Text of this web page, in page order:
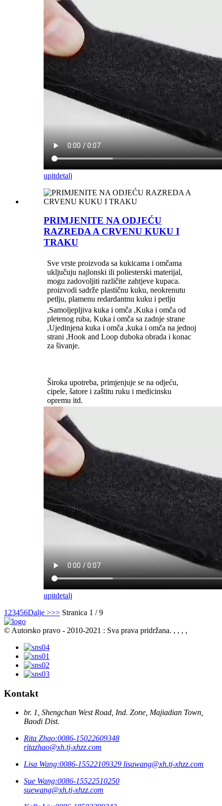
upitdetalj
PRIMJENITE NA ODJEĆU
RAZREDA A CRVENU KUKU I
TRAKU
Sve vrste proizvoda sa kukicama i omčama
uključuju najlonski ili poliesterski materijal,
mogu zadovoljiti različite zahtjeve kupaca.
proizvodi sadrže plastičnu kuku, neokrenutu
petlju, plamenu redardantnu kuku i petlju
,Samoljepljiva kuka i omča ,Kuka i omča od
pletenog ruba, Kuka i omča sa zadnje strane
,Ujedinjena kuka i omča ,kuka i omča na jednoj
strani ,Hook and Loop duboka obrada i konac
za šivanje.
Široka upotreba, primjenjuje se na odjeću,
cipele, šatore i zaštitu ruku i medicinsku
opremu itd.
upitdetalj
1 23456Dalje >>> Stranica 1 / 9
© Autorsko pravo - 2010-2021 : Sva prava pridržana. , , , ,
Kontakt
br. 1, Shengchan West Road, Ind. Zone, Majiadian Town,
Baodi Dist.
Rita Zhao:0086-15022609348
ritazhao@xh.tj-xhzz.com
Lisa Wang:0086-15522109329 lisawang@xh.tj-xhzz.com
Sue Wang:0086-15522510250
suewang@xh.tj-xhzz.com